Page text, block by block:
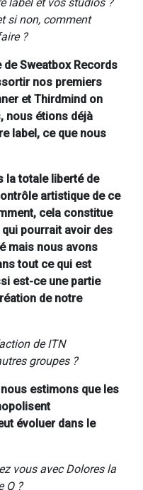
si non, comment
?
de Sweatbox Records
nos premiers
et Thirdmind on
nous étions déjà
label, ce que nous
la totale liberté de
artistique de ce
cela constitue
pourrait avoir des
mais nous avons
tout ce qui est
est-ce une partie
de notre
de ITN
groupes ?
estimons que les
évoluer dans le
vous avec Dolores la
Q ?